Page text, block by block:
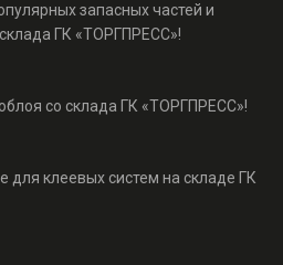
запасных частей и
ГК «ТОРГПРЕСС»!
со склада ГК «ТОРГПРЕСС»!
для клеевых систем на складе ГК